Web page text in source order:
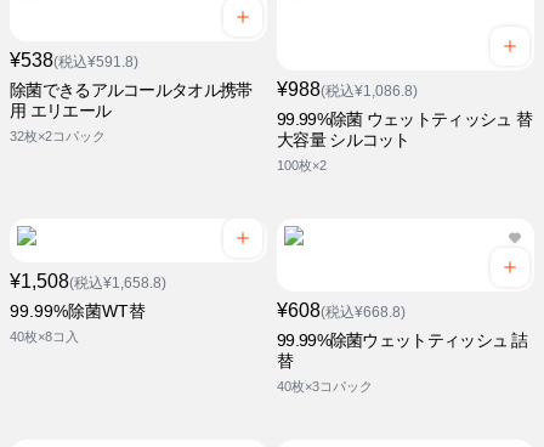
¥538(税込¥591.8)
除菌できるアルコールタオル携帯
用 エリエール
32枚×2コパック
¥988(税込¥1,086.8)
99.99%除菌 ウェットティッシュ 替
大容量 シルコット
100枚×2
¥1,508(税込¥1,658.8)
99.99%除菌WT替
40枚×8コ入
¥608(税込¥668.8)
99.99%除菌ウェットティッシュ 詰
替
40枚×3コパック